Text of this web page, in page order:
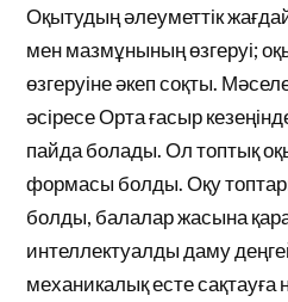
Оқытудың әлеуметтік
мен мазмұнының өзгеруі;
өзгеруіне әкеп соқты.
әсіресе Орта ғасыр
пайда болады. Ол топтық
формасы болды. Оқу
болды, балалар жасына
интеллектуалды даму
механикалық есте сақтауға